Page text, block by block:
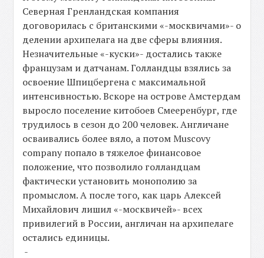
Северная Гренландская компания
договорилась с британскими «-москвичами»- о
делении архипелага на две сферы влияния.
Незначительные «-куски»- достались также
французам и датчанам. Голландцы взялись за
освоение Шпицбергена с максимальной
интенсивностью. Вскоре на острове Амстердам
выросло поселение китобоев Смееренбург, где
трудилось в сезон до 200 человек. Англичане
осваивались более вяло, а потом Muscovy
company попало в тяжелое финансовое
положение, что позволило голландцам
фактически установить монополию за
промыслом. А после того, как царь Алексей
Михайлович лишил «-москвичей»- всех
привилегий в России, англичан на архипелаге
остались единицы.
-